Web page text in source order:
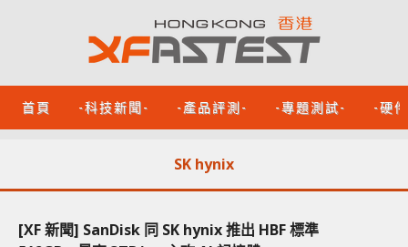
首頁 -科技新聞- -產品評測- -專題測試- -硬
SK hynix
[XF 新聞] SanDisk 同 SK hynix 推出 HBF 標準